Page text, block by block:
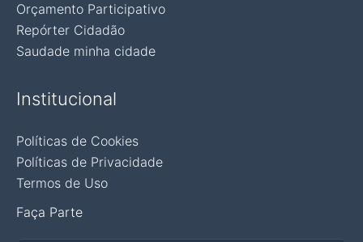
Orçamento Participativo
Repórter Cidadão
Saudade minha cidade
Institucional
Políticas de Cookies
Políticas de Privacidade
Termos de Uso
Faça Parte